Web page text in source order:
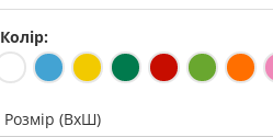
Колір:
Розмір (ВхШ)